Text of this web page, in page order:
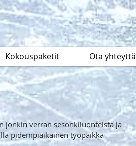
Ota yhteyttä
Kokouspaketit
jonkin verran sesonkiluonteista ja
pidempiaikainen työpaikka